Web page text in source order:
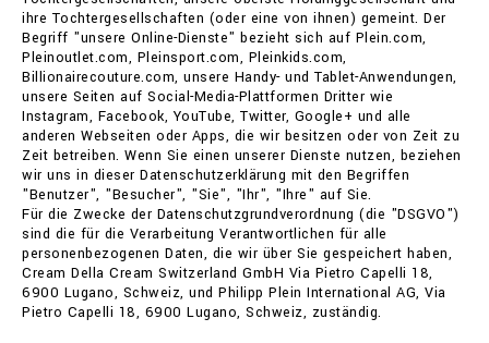
ihre Tochtergesellschaften (oder eine von ihnen) gemeint. Der
Begriff "unsere Online-Dienste" bezieht sich auf Plein.com,
Pleinoutlet.com, Pleinsport.com, Pleinkids.com,
Billionairecouture.com, unsere Handy- und Tablet-Anwendungen,
unsere Seiten auf Social-Media-Plattformen Dritter wie
Instagram, Facebook, YouTube, Twitter, Google+ und alle
anderen Webseiten oder Apps, die wir besitzen oder von Zeit zu
Zeit betreiben. Wenn Sie einen unserer Dienste nutzen, beziehen
wir uns in dieser Datenschutzerklärung mit den Begriffen
"Benutzer", "Besucher", "Sie", "Ihr", "Ihre" auf Sie.
Für die Zwecke der Datenschutzgrundverordnung (die "DSGVO")
sind die für die Verarbeitung Verantwortlichen für alle
personenbezogenen Daten, die wir über Sie gespeichert haben,
Cream Della Cream Switzerland GmbH Via Pietro Capelli 18,
6900 Lugano, Schweiz, und Philipp Plein International AG, Via
Pietro Capelli 18, 6900 Lugano, Schweiz, zuständig.